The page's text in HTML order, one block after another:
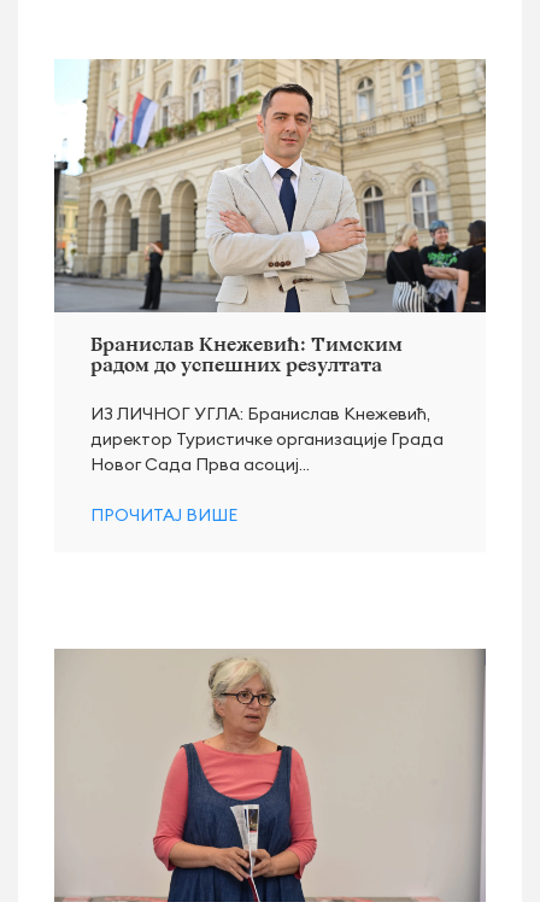
Бранислав Кнежевић: Тимским
радом до успешних резултата
ИЗ ЛИЧНОГ УГЛА: Бранислав Кнежевић,
директор Туристичке организације Града
Новог Сада Прва асоциј...
ПРОЧИТАЈ ВИШЕ